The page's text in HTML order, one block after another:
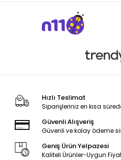
Hızlı Teslimat
Siparişleriniz en kısa
Güvenli Alışveriş
Güvenli ve kolay ödeme
Geniş Ürün Yelpazesi
Kaliteli Ürünler-Uygun